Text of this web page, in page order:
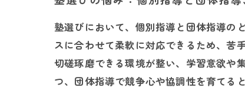
塾選びにおいて、個別指導と団体指導の
スに合わせて柔軟に対応できるため、苦
切磋琢磨できる環境が整い、学習意欲や
つ、団体指導で競争心や協調性を育てる